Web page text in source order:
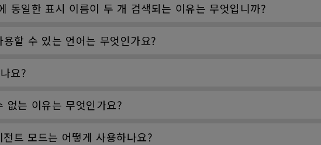
일한 표시 이름이 두 개 검색되는 이유는 무엇입니까?
할 수 있는 언어는 무엇인가요?
요?
는 이유는 무엇인가요?
트 모드는 어떻게 사용하나요?